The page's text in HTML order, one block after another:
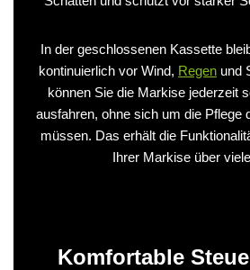
In der geschlossenen Kassette
kontinuierlich vor Wind, Regen und
können Sie die Markise jederzeit
ausfahren, ohne sich um die Pflege
müssen. Das erhält die
Ihrer Markise über
Komfortable